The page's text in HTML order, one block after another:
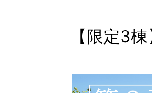
【限定3